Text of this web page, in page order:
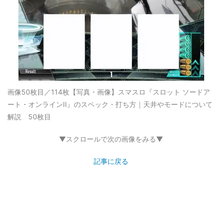
画像50枚目／114枚 【写真・画像】スマスロ『スロット ソードア
ート・オンラインII』のスペック・打ち方｜天井やモードについて
解説 50枚目
▼スクロールで次の画像をみる▼
記事に戻る